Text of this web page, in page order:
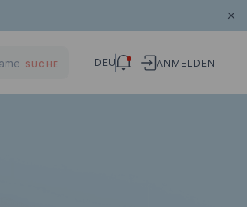
SUCHE DEU ANMELDEN